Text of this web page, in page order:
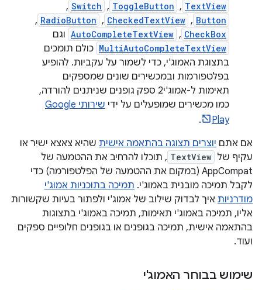
TextView
,
ToggleButton
,
Switch
,
Button
,
CheckedTextView
,
RadioButton
,
CheckBox
,
AutoCompleteTextView וגם
MultiAutoCompleteTextView כולם תומכים
בתצוגת האמוג'י, כדי לשמור על עקביות. להופיע
בפלטפורמות ובמכשירים שונים שמספקים
תאימות ל-אמוג'י2 ספק גופנים שניתנים להורדה,
כמו מכשירים שמופעלים על ידי
שירותי Google
Play
.
אם אתם יוצרים תצוגה בהתאמה אישית שהיא צאצא ישיר או
עקיף של TextView , תוכלו להרחיב את ההטמעה של
AppCompat (במקום את ההטמעה של הפלטפורמה) כדי
לקבל תמיכה מובנית באמוג'י. תמיכה בתוכניות אמוג'י
מודרניות איך לבדוק שילוב של אמוג'י ולפתור בעיות שקשורות
אליו, תמיכה באמוג'י תאימות, תמיכה באמוג'י בתצוגות
בהתאמה אישית, תמיכה בגופנים או בגופנים חלופיים ספקים
ועוד.
שימוש בבוחר האמוג'י